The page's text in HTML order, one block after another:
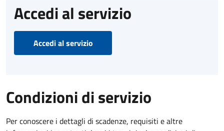
Accedi al servizio
Accedi al servizio
Condizioni di servizio
Per conoscere i dettagli di scadenze, requisiti e altre